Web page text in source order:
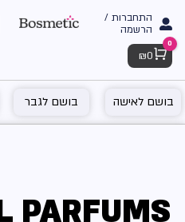
התחברות /
הרשמה
Cart
0
₪ 0
בושם לאישה בושם לגבר
PARFUMS